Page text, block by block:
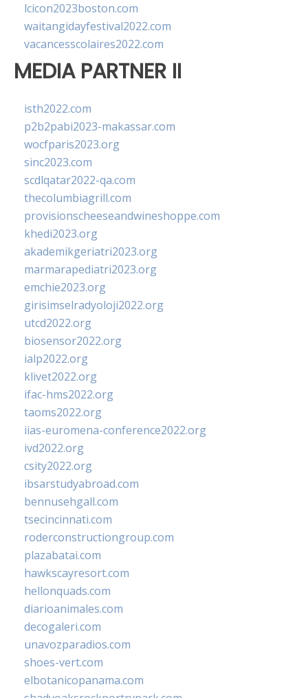
lcicon2023boston.com
waitangidayfestival2022.com
vacancesscolaires2022.com
MEDIA PARTNER II
isth2022.com
p2b2pabi2023-makassar.com
wocfparis2023.org
sinc2023.com
scdlqatar2022-qa.com
thecolumbiagrill.com
provisionscheeseandwineshoppe.com
khedi2023.org
akademikgeriatri2023.org
marmarapediatri2023.org
emchie2023.org
girisimselradyoloji2022.org
utcd2022.org
biosensor2022.org
ialp2022.org
klivet2022.org
ifac-hms2022.org
taoms2022.org
iias-euromena-conference2022.org
ivd2022.org
csity2022.org
ibsarstudyabroad.com
bennusehgall.com
tsecincinnati.com
roderconstructiongroup.com
plazabatai.com
hawkscayresort.com
hellonquads.com
diarioanimales.com
decogaleri.com
unavozparadios.com
shoes-vert.com
elbotanicopanama.com